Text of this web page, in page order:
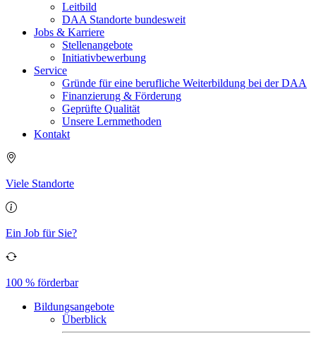
Leitbild
DAA Standorte bundesweit
Jobs & Karriere
Stellenangebote
Initiativbewerbung
Service
Gründe für eine berufliche Weiterbildung bei der DAA
Finanzierung & Förderung
Geprüfte Qualität
Unsere Lernmethoden
Kontakt
Viele Standorte
Ein Job für Sie?
100 % förderbar
Bildungsangebote
Überblick